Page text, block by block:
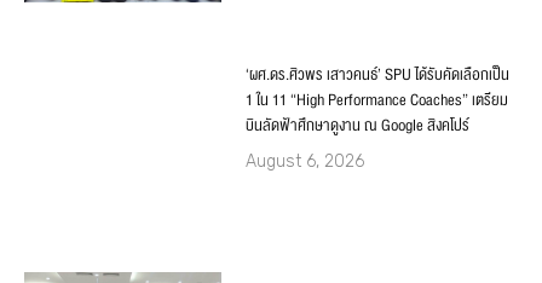
‘ผศ.ดร.ศิวพร เสาวคนธ์’ SPU ได้รับคัดเลือกเป็น
1 ใน 11 “High Performance Coaches” เตรียม
บินลัดฟ้าศึกษาดูงาน ณ Google สิงคโปร์
August 6, 2026